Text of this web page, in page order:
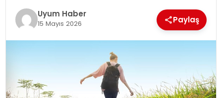
Uyum Haber
15 Mayıs 2026 Paylaş